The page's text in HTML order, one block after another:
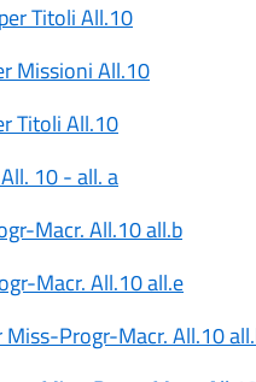
Titoli All.10
Missioni All.10
Titoli All.10
10 - all. a
Macr. All.10 all.b
Macr. All.10 all.e
Progr-Macr. All.10